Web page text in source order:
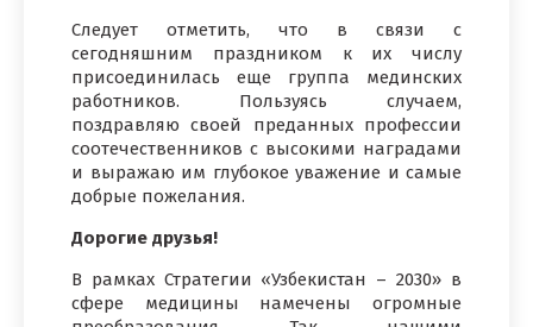
Следует отметить, что в связи с
сегодняшним праздником к их числу
присоединилась еще группа мединских
работников. Пользуясь случаем,
поздравляю своей преданных профессии
соотечественников с высокими наградами
и выражаю им глубокое уважение и самые
добрые пожелания.
Дорогие друзья!
В рамках Стратегии «Узбекистан – 2030» в
сфере медицины намечены огромные